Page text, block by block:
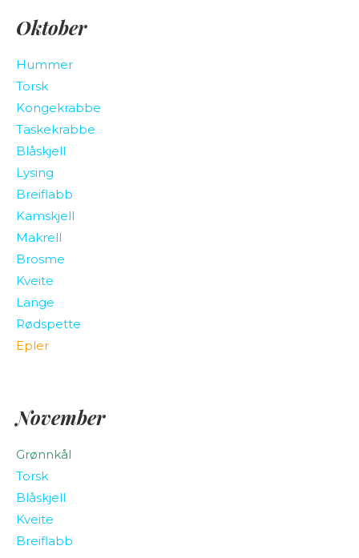
Oktober
Hummer
Torsk
Kongekrabbe
Taskekrabbe
Blåskjell
Lysing
Breiflabb
Kamskjell
Makrell
Brosme
Kveite
Lange
Rødspette
Epler
November
Grønnkål
Torsk
Blåskjell
Kveite
Breiflabb